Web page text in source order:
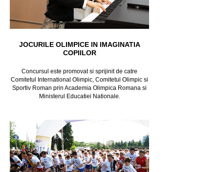
JOCURILE OLIMPICE IN IMAGINATIA
COPIILOR
Concursul este promovat si sprijinit de catre
Comitetul International Olimpic, Comitetul Olimpic si
Sportiv Roman prin Academia Olimpica Romana si
Ministerul Educatiei Nationale.